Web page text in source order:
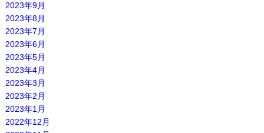
2023年9月
2023年8月
2023年7月
2023年6月
2023年5月
2023年4月
2023年3月
2023年2月
2023年1月
2022年12月